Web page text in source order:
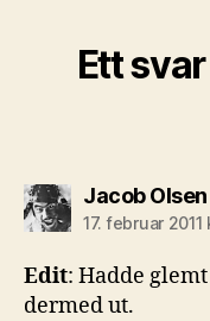
Ett
Jacob Olsen
17. februar 2011
Edit: Hadde
dermed ut.